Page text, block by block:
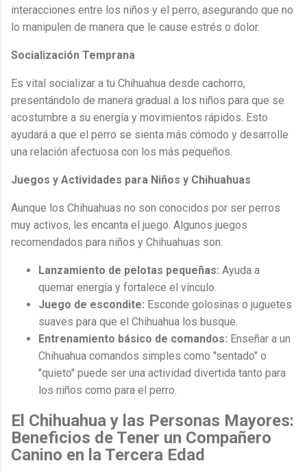
interacciones entre los niños y el perro, asegurando que no
lo manipulen de manera que le cause estrés o dolor.
Socialización Temprana
Es vital socializar a tu Chihuahua desde cachorro,
presentándolo de manera gradual a los niños para que se
acostumbre a su energía y movimientos rápidos. Esto
ayudará a que el perro se sienta más cómodo y desarrolle
una relación afectuosa con los más pequeños.
Juegos y Actividades para Niños y Chihuahuas
Aunque los Chihuahuas no son conocidos por ser perros
muy activos, les encanta el juego. Algunos juegos
recomendados para niños y Chihuahuas son:
Lanzamiento de pelotas pequeñas: Ayuda a
quemar energía y fortalece el vínculo.
Juego de escondite: Esconde golosinas o juguetes
suaves para que el Chihuahua los busque.
Entrenamiento básico de comandos: Enseñar a un
Chihuahua comandos simples como "sentado" o
"quieto" puede ser una actividad divertida tanto para
los niños como para el perro.
El Chihuahua y las Personas Mayores:
Beneficios de Tener un Compañero
Canino en la Tercera Edad